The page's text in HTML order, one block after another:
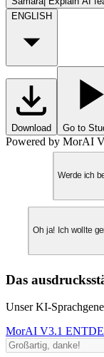
ENGLISH
Download Go to
Powered by MorAI
Werde ich
Oh ja! Ich wollte
Das
Unser KI-
MorAI V3.1